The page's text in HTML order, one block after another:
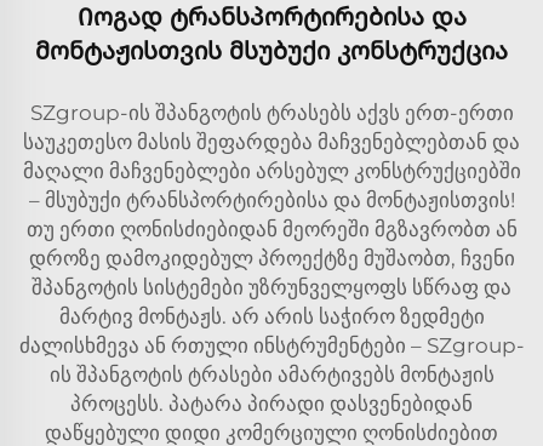
Იოგად ტრანსპორტირებისა და
მონტაჟისთვის მსუბუქი კონსტრუქცია
SZgroup-ის შპანგოტის ტრასებს აქვს ერთ-ერთი
საუკეთესო მასის შეფარდება მაჩვენებლებთან და
მაღალი მაჩვენებლები არსებულ კონსტრუქციებში
– მსუბუქი ტრანსპორტირებისა და მონტაჟისთვის!
თუ ერთი ღონისძიებიდან მეორეში მგზავრობთ ან
დროზე დამოკიდებულ პროექტზე მუშაობთ, ჩვენი
შპანგოტის სისტემები უზრუნველყოფს სწრაფ და
მარტივ მონტაჟს. არ არის საჭირო ზედმეტი
ძალისხმევა ან რთული ინსტრუმენტები – SZgroup-
ის შპანგოტის ტრასები ამარტივებს მონტაჟის
პროცესს. პატარა პირადი დასვენებიდან
დაწყებული დიდი კომერციული ღონისძიებით